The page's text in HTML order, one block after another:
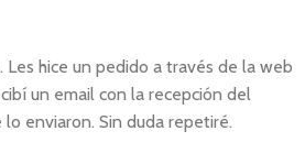
Les hice un pedido a través de la web
un email con la recepción del
enviaron. Sin duda repetiré.